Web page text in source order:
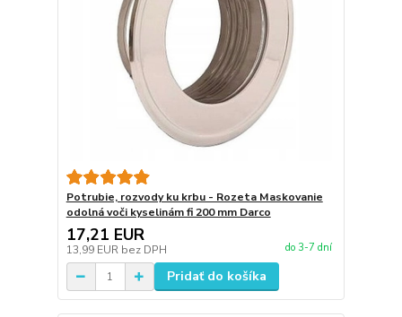
Potrubie, rozvody ku krbu - Rozeta Maskovanie
odolná voči kyselinám fi 200 mm Darco
17,21 EUR
13,99 EUR bez DPH do 3-7 dní
Pridať do košíka